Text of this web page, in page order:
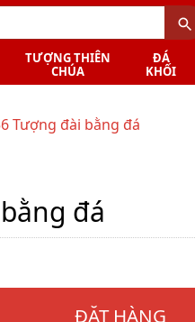
TƯỢNG THIÊN
CHÚA
ĐÁ
KHỐI
Tượng đài bằng đá
đá
ĐẶT HÀNG